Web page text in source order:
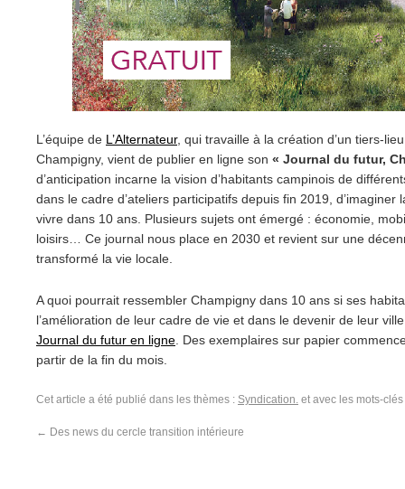
L’équipe de L’Alternateur, qui travaille à la création d’un tiers-
Champigny, vient de publier en ligne son « Journal du futur,
d’anticipation incarne la vision d’habitants campinois de
dans le cadre d’ateliers participatifs depuis fin 2019,
vivre dans 10 ans. Plusieurs sujets ont émergé : économie,
loisirs… Ce journal nous place en 2030 et revient sur une
transformé la vie locale.
A quoi pourrait ressembler Champigny dans 10 ans si ses
l’amélioration de leur cadre de vie et dans le devenir de leur
Journal du futur en ligne . Des exemplaires sur papier
partir de la fin du mois.
Cet article a été publié dans les thèmes : Syndication. et avec les mots-clés
← Des news du cercle transition intérieure